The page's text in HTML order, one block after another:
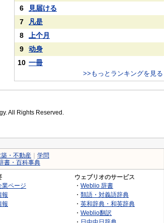
6
見届ける
7
凡是
8
上个月
9
动身
10 一冊
>>もっとランキングを見る
All Rights Reserved.
築・不動産
学問
書・百科事典
業ページ
報
報
ウェブリオのサービス
・ Weblio 辞書
・ 類語・対義語辞典
・ 英和辞典・和英辞典
・ Weblio翻訳